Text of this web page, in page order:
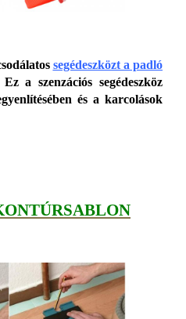
segédeszközt a padló
a szenzációs segédeszköz
és a karcolások